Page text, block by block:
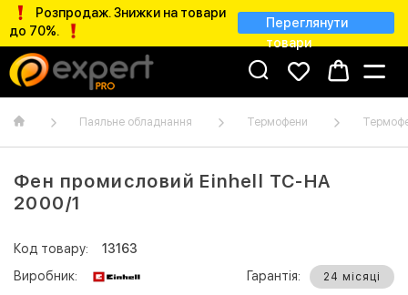
Розпродаж. Знижки на товари
до 70%.
Переглянути
товари
Паяльне обладнання Термофени
Фен промисловий Einhell TC-HA
2000/1
Код товару:
13163
Виробник:
Гарантія: 24 місяці